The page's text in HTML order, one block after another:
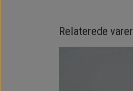
Relaterede varer